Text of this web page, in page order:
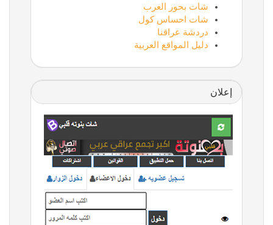
شات بحور العرب
شات احساس كول
دردشة عراقنا
دليل المواقع العربية
إعلان